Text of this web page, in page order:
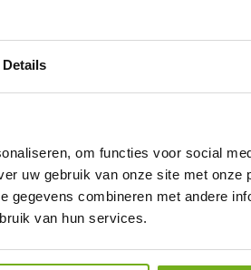
Details
om functies voor social
uw gebruik van onze site met onze
gegevens combineren met andere
van hun services.
Aantal
Buikspek Bio